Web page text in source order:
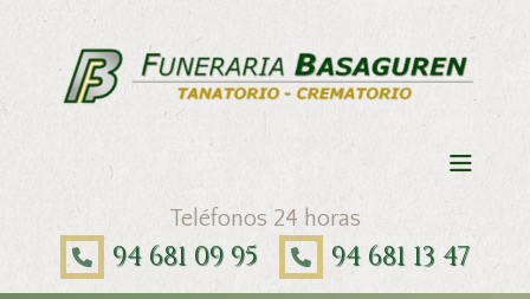
Teléfonos 24 horas
94 681 09 95 94 681 13 47